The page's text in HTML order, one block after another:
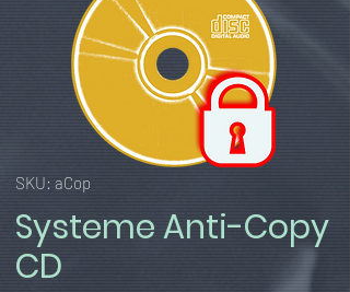
SKU: aCop
Systeme Anti-Copy
CD